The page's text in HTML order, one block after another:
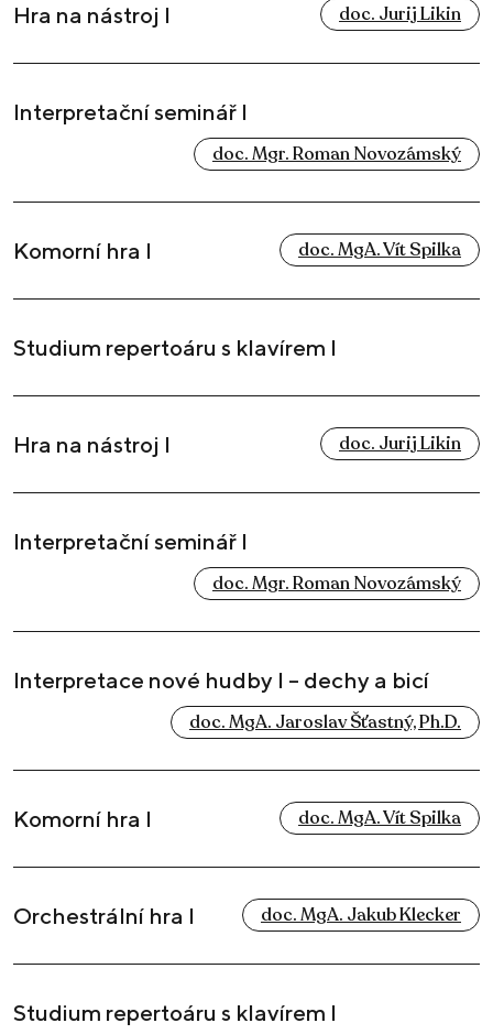
Hra na nástroj I doc. Jurij Likin
Interpretační seminář I
doc. Mgr. Roman Novozámský
Komorní hra I doc. MgA. Vít Spilka
Studium repertoáru s klavírem I
Hra na nástroj I doc. Jurij Likin
Interpretační seminář I
doc. Mgr. Roman Novozámský
Interpretace nové hudby I – dechy a bicí
doc. MgA. Jaroslav Šťastný, Ph.D.
Komorní hra I doc. MgA. Vít Spilka
Orchestrální hra I doc. MgA. Jakub Klecker
Studium repertoáru s klavírem I